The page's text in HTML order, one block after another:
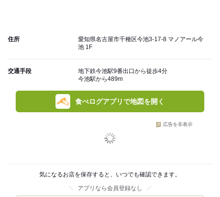
住所
愛知県名古屋市千種区今池3-17-8 マノアール今
池 1F
交通手段
地下鉄今池駅9番出口から徒歩4分
今池駅から489m
食べログアプリで地図を開く
広告を非表示
気になるお店を保存すると、いつでも確認できます。
アプリなら会員登録なし